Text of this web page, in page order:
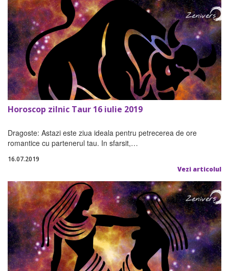
Horoscop zilnic Taur 16 iulie 2019
Dragoste: Astazi este ziua ideala pentru petrecerea de ore
romantice cu partenerul tau. In sfarsit,…
16.07.2019
Vezi articolul